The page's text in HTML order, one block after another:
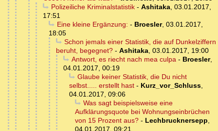
Polizeiliche Kriminalstatistik- Ashitaka, 03.01.2017,
17:51
Eine kleine Ergänzung: - Broesler, 03.01.2017,
18:05
Schon jemals einer Statistik, die auf Dunkelziffern
beruht, begegnet? - Ashitaka 03.01.2017, 19:00
Antwort, es riecht nach mea culpa - Broesler,
04.01.2017, 00:19
Glaube keiner Statistik, die Du nicht
selbst..... erstellt hast - Kurz_vor_Schluss
04.01.2017, 09:06
Was sagt beispielsweise eine
Aufklärungsquote bei Wohnungseinbrüchen
von 15 Prozent aus? - Lechbrucknersepp
04.01.2017, 09:21